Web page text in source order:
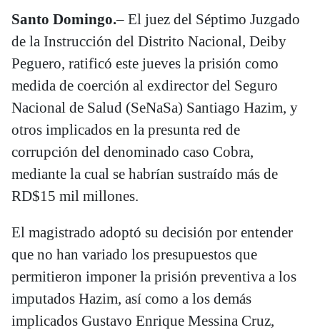
Santo Domingo.– El juez del Séptimo Juzgado
de la Instrucción del Distrito Nacional, Deiby
Peguero, ratificó este jueves la prisión como
medida de coerción al exdirector del Seguro
Nacional de Salud (SeNaSa) Santiago Hazim, y
otros implicados en la presunta red de
corrupción del denominado caso Cobra,
mediante la cual se habrían sustraído más de
RD$15 mil millones.
El magistrado adoptó su decisión por entender
que no han variado los presupuestos que
permitieron imponer la prisión preventiva a los
imputados Hazim, así como a los demás
implicados Gustavo Enrique Messina Cruz,